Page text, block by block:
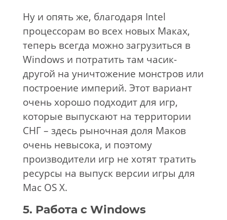
Ну и опять же, благодаря Intel
процессорам во всех новых Маках,
теперь всегда можно загрузиться в
Windows и потратить там часик-
другой на уничтожение монстров или
построение империй. Этот вариант
очень хорошо подходит для игр,
которые выпускают на территории
СНГ – здесь рыночная доля Маков
очень невысока, и поэтому
производители игр не хотят тратить
ресурсы на выпуск версии игры для
Mac OS X.
5. Работа с Windows